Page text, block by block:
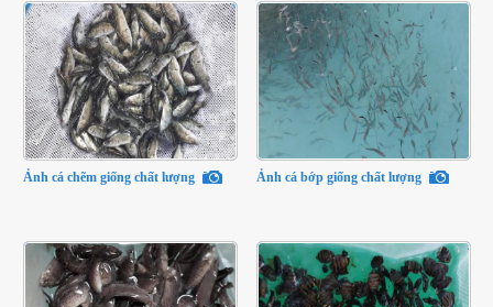
Ảnh cá chẽm giống chất lượng Ảnh cá bớp giống chất lượng